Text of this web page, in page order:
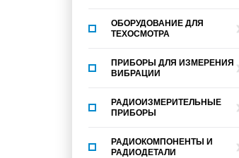
ОБОРУДОВАНИЕ ДЛЯ
ТЕХОСМОТРА
ПРИБОРЫ ДЛЯ ИЗМЕРЕНИЯ
ВИБРАЦИИ
РАДИОИЗМЕРИТЕЛЬНЫЕ
ПРИБОРЫ
РАДИОКОМПОНЕНТЫ И
РАДИОДЕТАЛИ